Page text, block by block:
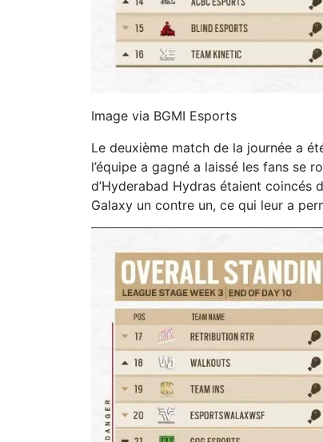
Image via BGMI Esports
Le deuxième match de la journée a
l’équipe a gagné a laissé les fans se
d’Hyderabad Hydras étaient coincés
Galaxy un contre un, ce qui leur a